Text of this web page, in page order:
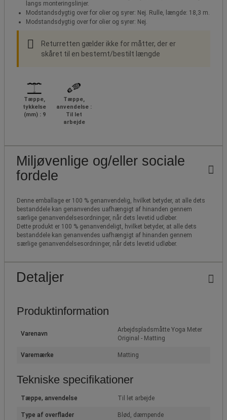
langs monteringslinjer.
Modstandsdygtig over for olier og syrer: Nej. Rulle, længde: 18,3 m.
Modstandsdygtig over for olier og syrer: Nej.
Returretten gælder ikke for måtter, der er
skåret til en bestemt/bestilt længde
Tæppe,
tykkelse
(mm) : 9
Tæppe,
anvendelse :
Til let
arbejde
Miljøvenlige og/eller sociale
fordele
Denne emballage er 100 % genanvendelig, hvilket betyder, at alle dets
bestanddele kan genanvendes uafhængigt af hinanden gennem
særlige genanvendelsesordninger, når dets levetid udløber.
Dette produkt er 100 % genanvendeligt, hvilket betyder, at alle dets
bestanddele kan genanvendes uafhængigt af hinanden gennem
særlige genanvendelsesordninger, når dets levetid udløber.
Detaljer
Produktinformation
Varenavn
Arbejdspladsmåtte Yoga Meter
Original - Matting
Varemærke Matting
Tekniske specifikationer
Tæppe, anvendelse Til let arbejde
Type af overflader Blød, dæmpende